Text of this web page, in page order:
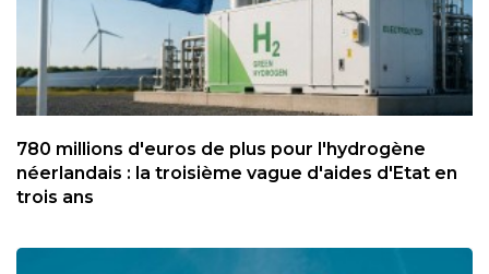
780 millions d'euros de plus pour l'hydrogène
néerlandais : la troisième vague d'aides d'Etat en
trois ans